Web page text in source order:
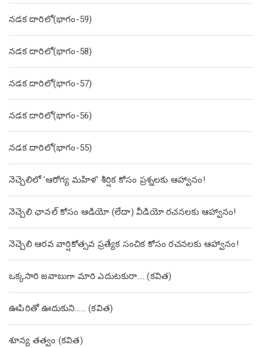
నడక దారిలో(భాగం-59)
నడక దారిలో(భాగం-58)
నడక దారిలో(భాగం-57)
నడక దారిలో(భాగం-56)
నడక దారిలో(భాగం-55)
నెచ్చెలిలో ‘ఆరోగ్య మహిళ’ శీర్షిక కోసం ప్రశ్నలకు ఆహ్వానం!
నెచ్చెలి ఛానల్ కోసం ఆడియో (లేదా) వీడియో రచనలకు ఆహ్వానం!
నెచ్చెలి ఆరవ వార్షికోత్సవ ప్రత్యేక సంచిక కోసం రచనలకు ఆహ్వానం!
ఒక్కసారి జవాబుగా మారి ఎదుటకురా…. (కవిత)
ఊపిరితో ఊదుకుని…… (కవిత)
శూన్య తత్వం (కవిత)